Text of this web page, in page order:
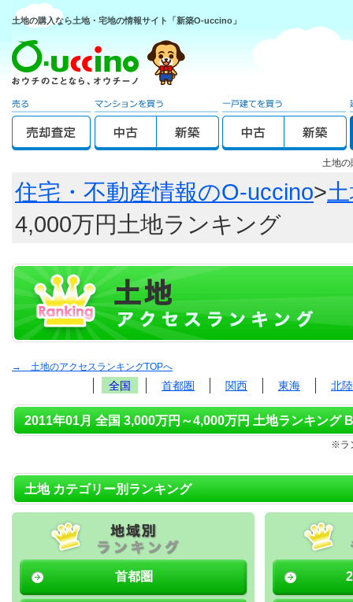
土地の購入なら土地・宅地の情報サイト「新築O-uccino」
土地
住宅・不動産情報のO-uccino>
4,000万円土地ランキング
→ 土地のアクセスランキングTOPへ
全国 首都圏 関西 東海 北
2011年01月 全国 3,000万円～4,000万円 土地ランキング
※ラ
土地 カテゴリー別ランキング
首都圏